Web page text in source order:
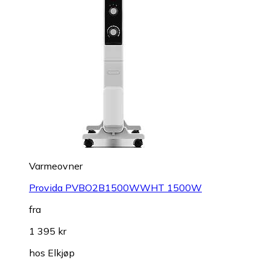
Varmeovner
Provida PVBO2B1500WWHT 1500W
fra
1 395 kr
hos Elkjøp